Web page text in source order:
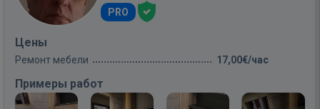
PRO
Цены
Ремонт мебели 17,00€/час
Примеры работ